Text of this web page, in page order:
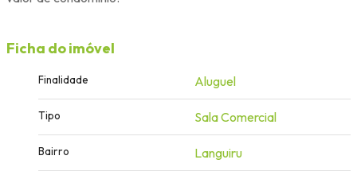
Ficha do imóvel
Finalidade Aluguel
Tipo Sala Comercial
Bairro Languiru